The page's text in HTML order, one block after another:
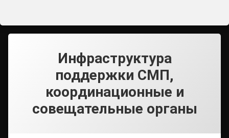
Инфраструктура
поддержки СМП,
координационные и
совещательные органы